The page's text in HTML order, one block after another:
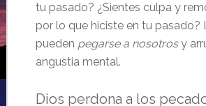
tu pasado? ¿Sientes culpa y
por lo que hiciste en tu pasado?
pueden pegarse a nosotrosy
angustia mental.
Dios perdona a los